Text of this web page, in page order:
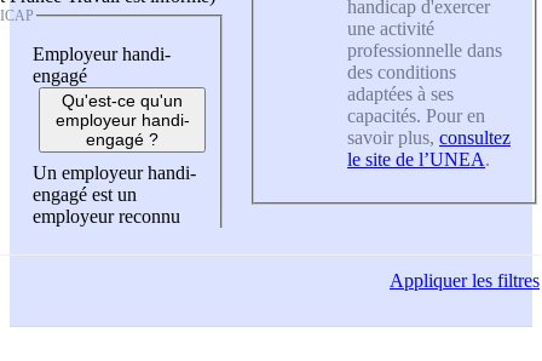
Employeur handi-
engagé
Qu'est-ce qu'un
employeur handi-
engagé ?
Un employeur handi-
engagé est un
employeur reconnu
handicap d'exercer
une activité
professionnelle dans
des conditions
adaptées à ses
capacités. Pour en
savoir plus, consultez
le site de l’UNEA.
Appliquerles filtres